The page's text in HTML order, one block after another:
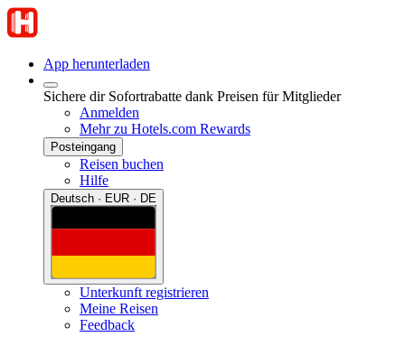
App herunterladen
Sichere dir Sofortrabatte dank Preisen für Mitglieder
Anmelden
Mehr zu Hotels.com Rewards
Posteingang
Reisen buchen
Hilfe
Deutsch · EUR · DE
Unterkunft registrieren
Meine Reisen
Feedback